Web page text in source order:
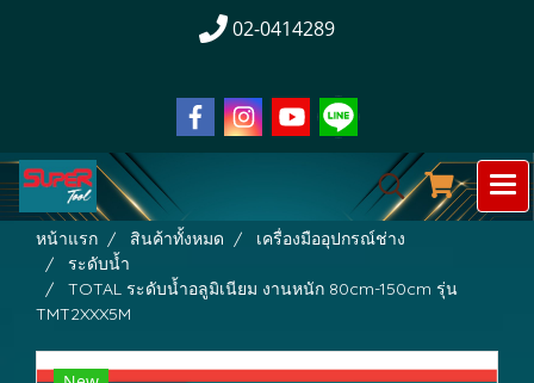
02-0414289
หน้าแรก สินค้าทั้งหมด
เครื่องมืออุปกรณ์ช่าง
ระดับน้ำ
TOTAL ระดับน้ำอลูมิเนียม งานหนัก 80cm-150cm รุ่น
TMT2XXX5M